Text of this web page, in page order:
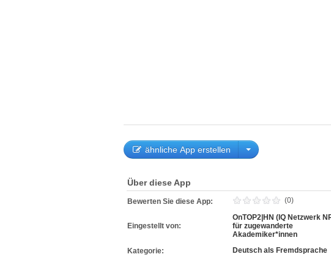
ähnliche App erstellen
Über diese App
Bewerten Sie diese App: (0)
Eingestellt von:
OnTOP2|HN (IQ Netzwerk
für zugewanderte
Akademiker*innen
Kategorie:
Deutsch als Fremdsprache